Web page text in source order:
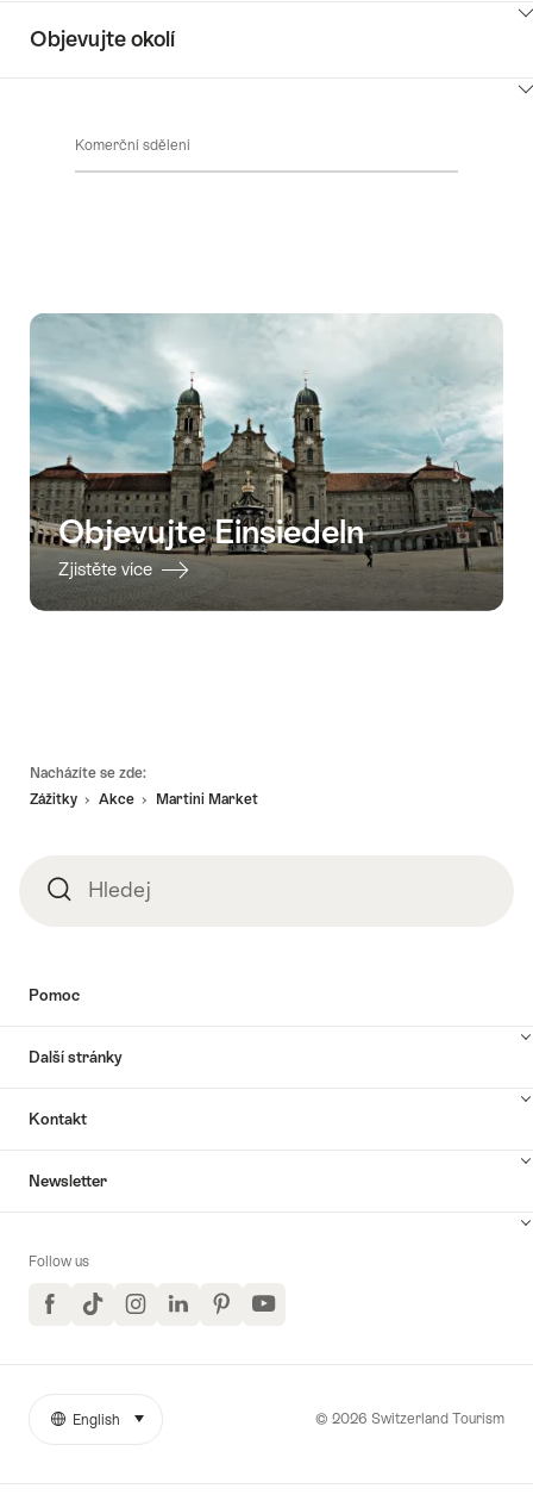
Objevujte okolí
Komerční sdělení
Objevujte Einsiedeln
Zjistěte více
Nacházíte se zde:
Zážitky
Akce Martini Market
HledejHledej
Pomoc
Další stránky
Kontakt
Newsletter
Follow us
FacebookTikTokInstagramLinkedInPinterestYouTube
More
© 2026 Switzerland Tourism
Jazyk
English select (click to display)